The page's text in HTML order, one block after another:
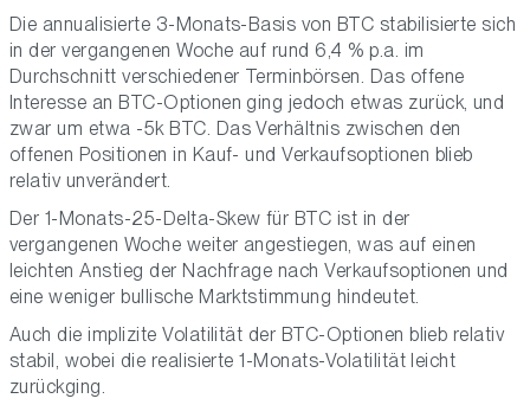
Die annualisierte 3-Monats-Basis von BTC stabilisierte sich
in der vergangenen Woche auf rund 6,4 % p.a. im
Durchschnitt verschiedener Terminbörsen. Das offene
Interesse an BTC-Optionen ging jedoch etwas zurück, und
zwar um etwa -5k BTC. Das Verhältnis zwischen den
offenen Positionen in Kauf- und Verkaufsoptionen blieb
relativ unverändert.
Der 1-Monats-25-Delta-Skew für BTC ist in der
vergangenen Woche weiter angestiegen, was auf einen
leichten Anstieg der Nachfrage nach Verkaufsoptionen und
eine weniger bullische Marktstimmung hindeutet.
Auch die implizite Volatilität der BTC-Optionen blieb relativ
stabil, wobei die realisierte 1-Monats-Volatilität leicht
zurückging.